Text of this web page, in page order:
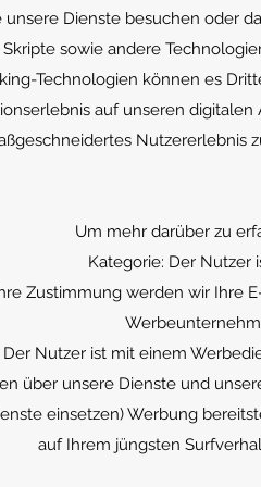
unsere Dienste besuchen oder
Skripte sowie andere
Technologien können es
auf unseren
Nutzererlebnis
Um mehr darüber zu
Kategorie: Der Nutzer
Zustimmung werden wir Ihre
Der Nutzer ist mit einem
über unsere Dienste und
einsetzen) Werbung
auf Ihrem jüngsten